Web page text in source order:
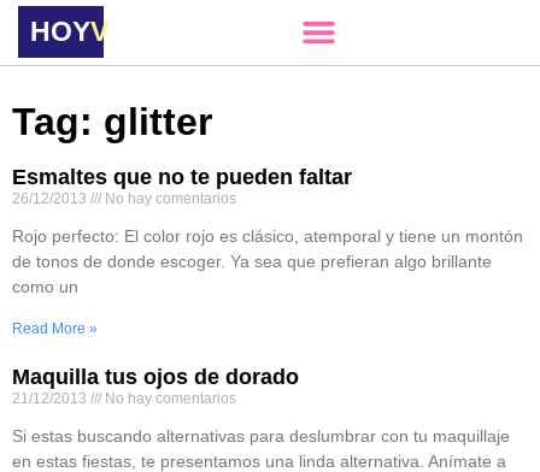
HOYVERE
Tag: glitter
Esmaltes que no te pueden faltar
26/12/2013 No hay comentarios
Rojo perfecto: El color rojo es clásico, atemporal y tiene un montón
de tonos de donde escoger. Ya sea que prefieran algo brillante
como un
Read More »
Maquilla tus ojos de dorado
21/12/2013 No hay comentarios
Si estas buscando alternativas para deslumbrar con tu maquillaje
en estas fiestas, te presentamos una linda alternativa. Anímate a